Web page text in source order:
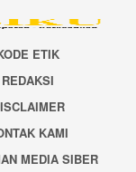
ETIK
REDAKSI
KAMI
MEDIA SIBER